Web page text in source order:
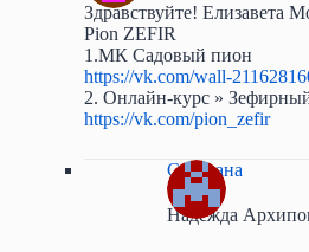
Здравствуйте! Елизавета
Pion ZEFIR
1.МК Садовый пион
https://vk.com/wall-
2. Онлайн-курс »
https://vk.com/pion_zefir
Светлана
Надежда